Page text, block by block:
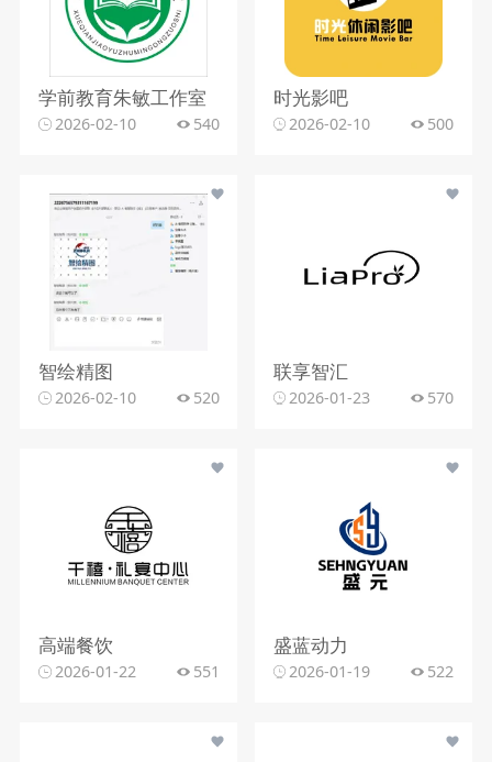
学前教育朱敏工作室
2026-02-10 540
时光影吧
2026-02-10 500
智绘精图
2026-02-10 520
联享智汇
2026-01-23 570
高端餐饮
2026-01-22 551
盛蓝动力
2026-01-19 522